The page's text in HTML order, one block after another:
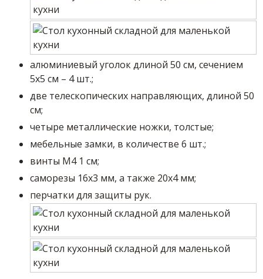
алюминиевый уголок длиной 50 см, сечением
5х5 см – 4 шт.;
две телескопических направляющих, длиной 50
см;
четыре металлические ножки, толстые;
мебельные замки, в количестве 6 шт.;
винты М4 1 см;
саморезы 16х3 мм, а также 20х4 мм;
перчатки для защиты рук.